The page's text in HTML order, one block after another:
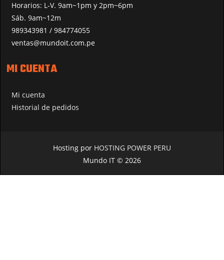
Horarios: L-V. 9am~1pm y 2pm~6pm
Sáb. 9am~12m
989343981 / 984774055
ventas@mundoit.com.pe
MI CUENTA
Mi cuenta
Historial de pedidos
Hosting por HOSTING POWER PERU
Mundo IT © 2026